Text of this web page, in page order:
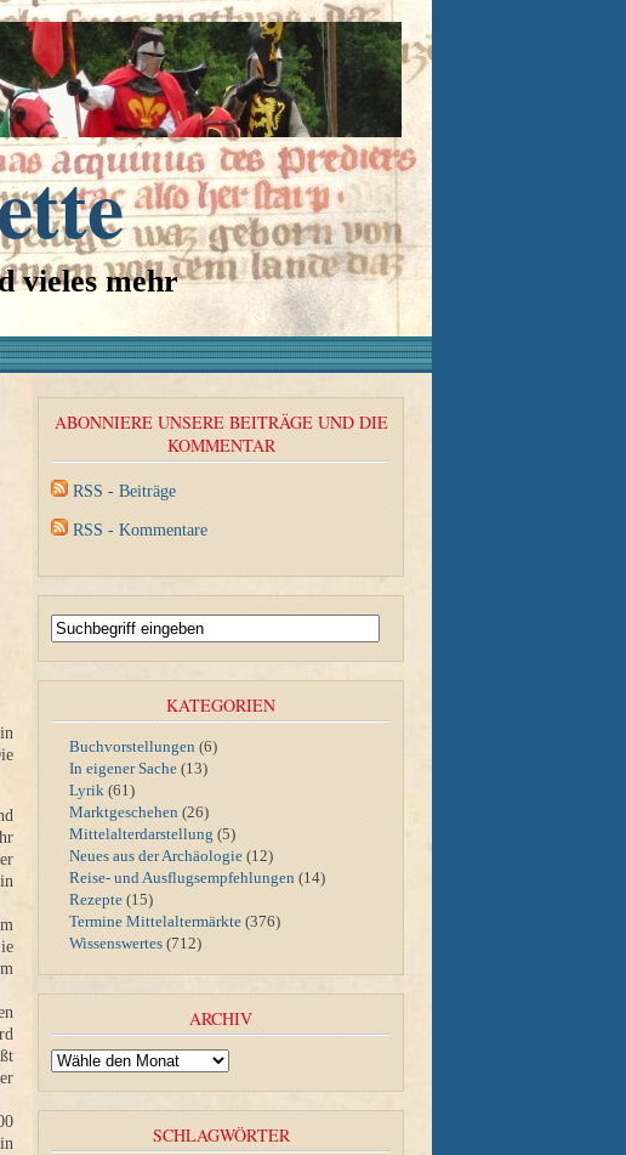
vieles mehr
ABONNIERE UNSERE BEITRÄGE UND DIE
KOMMENTAR
RSS - Beiträge
RSS - Kommentare
KATEGORIEN
Buchvorstellungen (6)
In eigener Sache (13)
Lyrik (61)
Marktgeschehen (26)
Mittelalterdarstellung (5)
Neues aus der Archäologie (12)
Reise- und Ausflugsempfehlungen (14)
Rezepte (15)
Termine Mittelaltermärkte (376)
Wissenswertes (712)
ARCHIV
SCHLAGWÖRTER